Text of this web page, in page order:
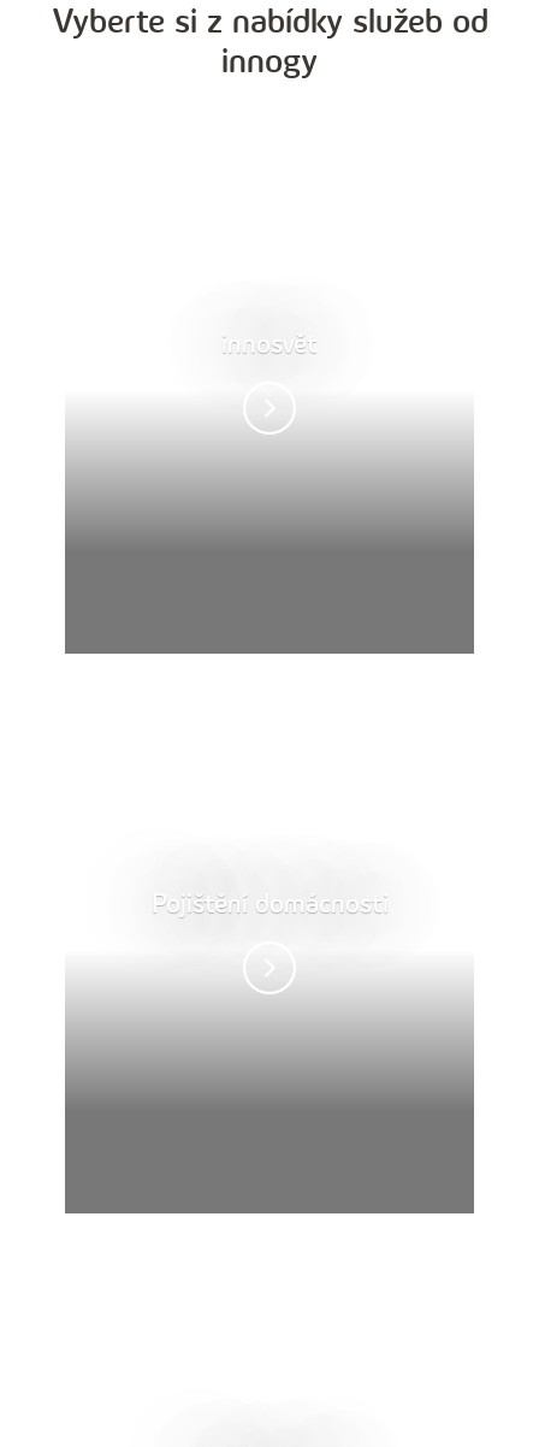
Vyberte si z nabídky služeb od
innogy
innosvět
Pojištění domácnosti